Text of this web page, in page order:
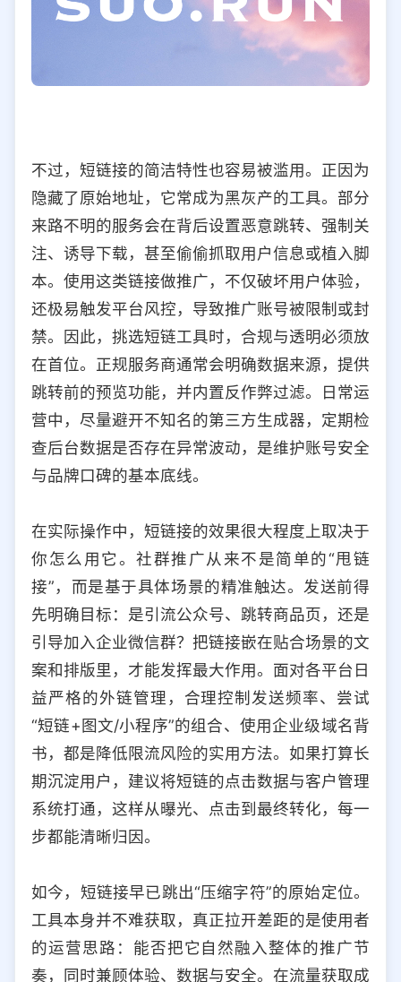
不过，短链接的简洁特性也容易被滥用。正因为
隐藏了原始地址，它常成为黑灰产的工具。部分
来路不明的服务会在背后设置恶意跳转、强制关
注、诱导下载，甚至偷偷抓取用户信息或植入脚
本。使用这类链接做推广，不仅破坏用户体验，
还极易触发平台风控，导致推广账号被限制或封
禁。因此，挑选短链工具时，合规与透明必须放
在首位。正规服务商通常会明确数据来源，提供
跳转前的预览功能，并内置反作弊过滤。日常运
营中，尽量避开不知名的第三方生成器，定期检
查后台数据是否存在异常波动，是维护账号安全
与品牌口碑的基本底线。
在实际操作中，短链接的效果很大程度上取决于
你怎么用它。社群推广从来不是简单的“甩链
接”，而是基于具体场景的精准触达。发送前得
先明确目标：是引流公众号、跳转商品页，还是
引导加入企业微信群？把链接嵌在贴合场景的文
案和排版里，才能发挥最大作用。面对各平台日
益严格的外链管理，合理控制发送频率、尝试
“短链+图文/小程序”的组合、使用企业级域名背
书，都是降低限流风险的实用方法。如果打算长
期沉淀用户，建议将短链的点击数据与客户管理
系统打通，这样从曝光、点击到最终转化，每一
步都能清晰归因。
如今，短链接早已跳出“压缩字符”的原始定位。
工具本身并不难获取，真正拉开差距的是使用者
的运营思路：能否把它自然融入整体的推广节
奏，同时兼顾体验、数据与安全。在流量获取成